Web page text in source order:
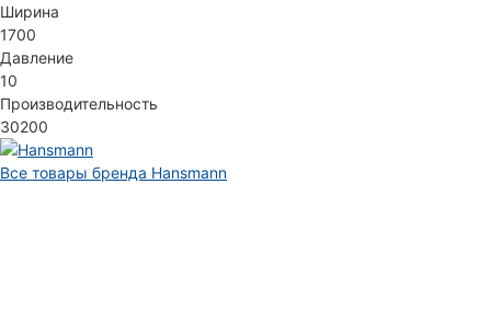
Ширина
1700
Давление
10
Производительность
30200
Все товары бренда Hansmann